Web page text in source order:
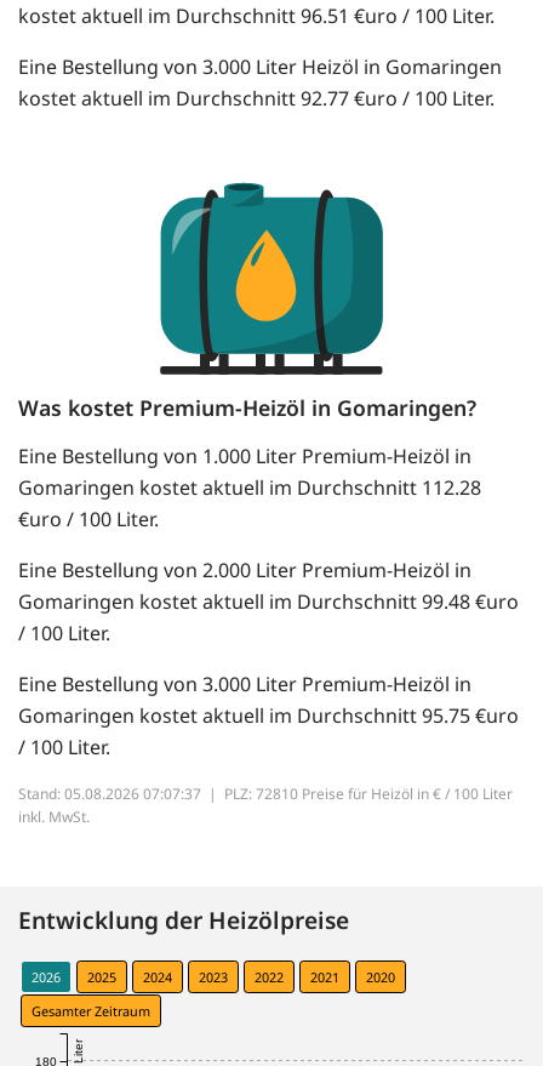
kostet aktuell im Durchschnitt 96.51 €uro / 100 Liter.
Eine Bestellung von 3.000 Liter Heizöl in Gomaringen
kostet aktuell im Durchschnitt 92.77 €uro / 100 Liter.
Was kostet Premium-Heizöl in Gomaringen?
Eine Bestellung von 1.000 Liter Premium-Heizöl in
Gomaringen kostet aktuell im Durchschnitt 112.28
€uro / 100 Liter.
Eine Bestellung von 2.000 Liter Premium-Heizöl in
Gomaringen kostet aktuell im Durchschnitt 99.48 €uro
/ 100 Liter.
Eine Bestellung von 3.000 Liter Premium-Heizöl in
Gomaringen kostet aktuell im Durchschnitt 95.75 €uro
/ 100 Liter.
Stand: 05.08.2026 07:07:37 | PLZ: 72810 Preise für Heizöl in € / 100 Liter
inkl. MwSt.
Entwicklung der Heizölpreise
2026 2025 2024 2023 2022 2021
2020
Gesamter Zeitraum
180